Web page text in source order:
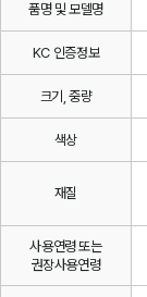
품명 및 모델명
KC 인증정보
크기, 중량
색상
재질
사용연령 또는
권장사용연령